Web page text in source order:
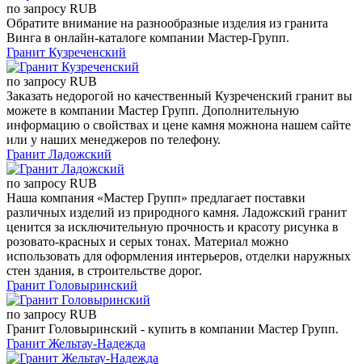
по запросу RUB
Обратите внимание на разнообразные изделия из гранита
Винга в онлайн-каталоге компании Мастер-Групп.
Гранит Кузреченский
по запросу RUB
Заказать недорогой но качественный Кузреченский гранит вы
можете в компании Мастер Групп. Дополнительную
информацию о свойствах и цене камня можнона нашем сайте
или у наших менеджеров по телефону.
Гранит Ладожский
по запросу RUB
Наша компания «Мастер Групп» предлагает поставки
различных изделий из природного камня. Ладожский гранит
ценится за исключительную прочность и красоту рисунка в
розовато-красных и серых тонах. Материал можно
использовать для оформления интерьеров, отделки наружных
стен здания, в строительстве дорог.
Гранит Головыринский
по запросу RUB
Гранит Головыринский - купить в компании Мастер Групп.
Гранит Жельтау-Надежда